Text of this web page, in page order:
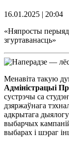
16.01.2025 | 20:04
«Няпросты перыяд
згуртаванасць»
Менавіта такую
Адміністрацыі
сустрэчы са
дзяржаўнага
адкрытага дыялогу
выбарчых
выбарах і шэраг